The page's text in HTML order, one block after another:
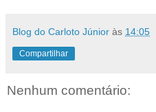
Blog do Carloto Júnior às 14:05
Compartilhar
Nenhum comentário: